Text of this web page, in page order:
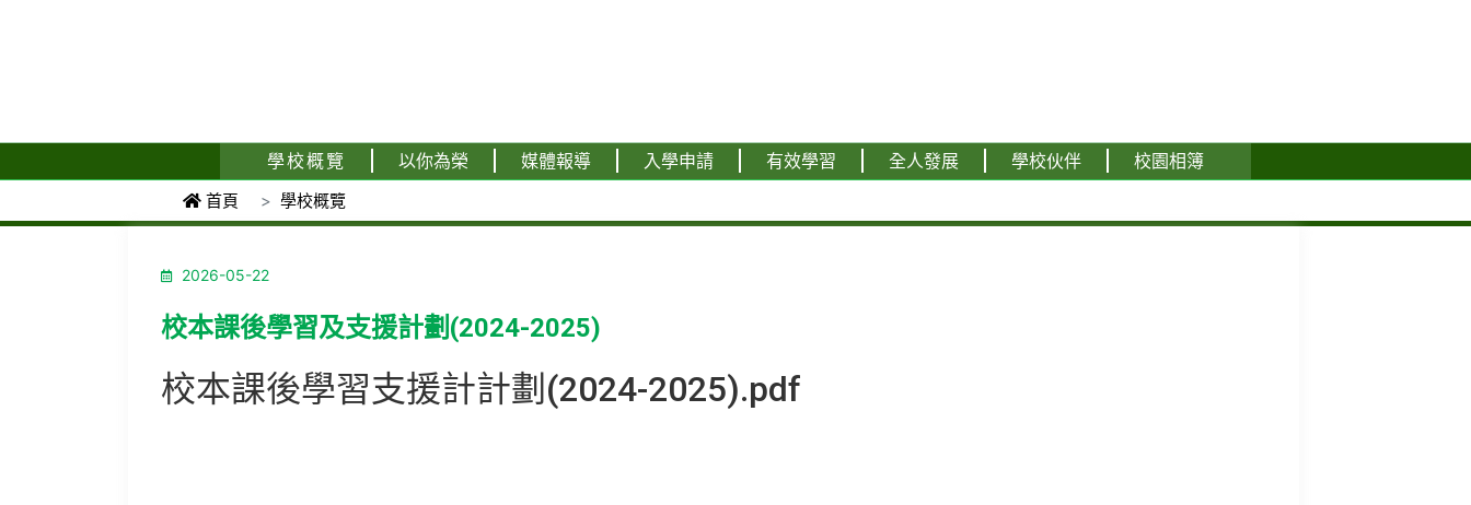
學校概覽 以你為榮 媒體報導 入學申請 有效學習 全人發展 學校伙伴 校園相簿
首頁 學校概覽
2026-05-22
校本課後學習及支援計劃(2024-2025)
校本課後學習支援計計劃 (2024-2025).pdf